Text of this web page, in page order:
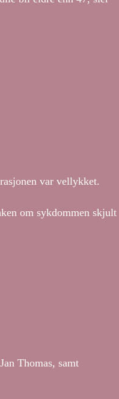
var vellykket.
om sykdommen skjult
Thomas, samt